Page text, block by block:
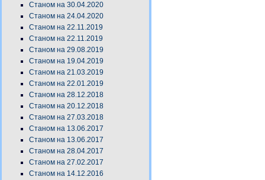
Станом на 30.04.2020
Станом на 24.04.2020
Станом на 22.11.2019
Станом на 22.11.2019
Станом на 29.08.2019
Станом на 19.04.2019
Станом на 21.03.2019
Станом на 22.01.2019
Станом на 28.12.2018
Станом на 20.12.2018
Станом на 27.03.2018
Станом на 13.06.2017
Станом на 13.06.2017
Станом на 28.04.2017
Станом на 27.02.2017
Станом на 14.12.2016